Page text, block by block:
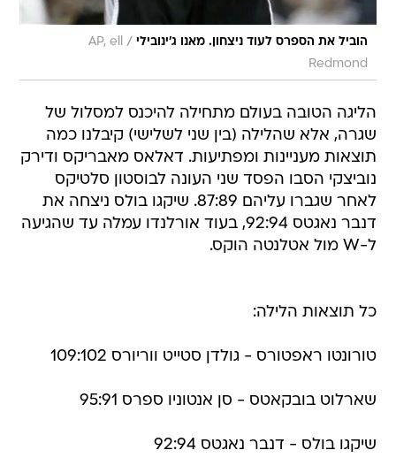
הוביל את הספרס לעוד ניצחון. מאנו ג'ינובילי /
AP, ell
Redmond
הליגה הטובה בעולם מתחילה להיכנס למסלול של
שגרה, אלא שהלילה (בין שני לשלישי) קיבלנו כמה
תוצאות מעניינות ומפתיעות. דאלאס מאבריקס ודירק
נוביצקי הסבו הפסד שני העונה לבוסטון סלטיקס
לאחר שגברו עליהם 87:89. שיקגו בולס ניצחה את
דנבר נאגטס 92:94, בעוד אורלנדו עמלה עד שהגיעה
ל-W מול אטלנטה הוקס.
כל תוצאות הלילה:
טורונטו ראפטורס - גולדן סטייט ווריורס 109:102
שארלוט בובקאטס - סן אנטוניו ספרס 95:91
שיקגו בולס - דנבר נאגטס 92:94